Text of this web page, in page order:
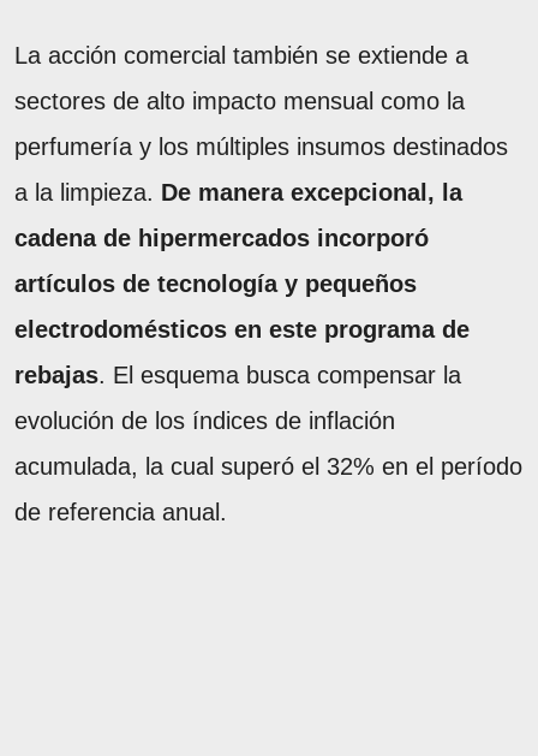
La acción comercial también se extiende a
sectores de alto impacto mensual como la
perfumería y los múltiples insumos destinados
a la limpieza. De manera excepcional, la
cadena de hipermercados incorporó
artículos de tecnología y pequeños
electrodomésticos en este programa de
rebajas. El esquema busca compensar la
evolución de los índices de inflación
acumulada, la cual superó el 32% en el período
de referencia anual.